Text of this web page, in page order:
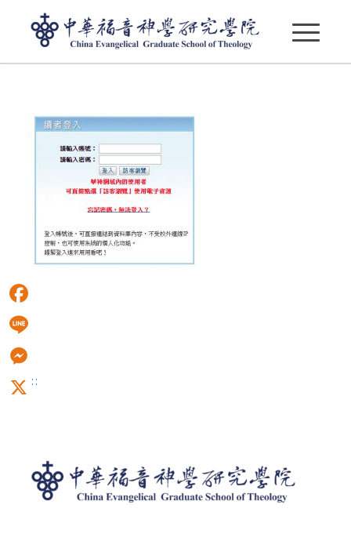
:::
Facebook
Line
Messenger